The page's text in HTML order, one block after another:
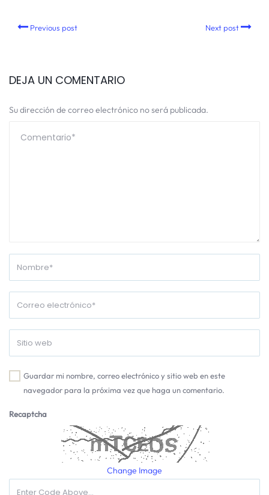
Previous post Next post
DEJA UN COMENTARIO
Su dirección de correo electrónico no será publicada.
Guardar mi nombre, correo electrónico y sitio web en este
navegador para la próxima vez que haga un comentario.
Recaptcha
Change Image